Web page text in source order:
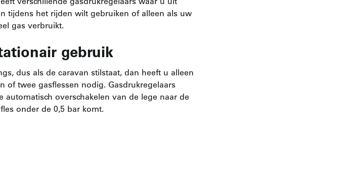
tijdens het rijden wilt gebruiken of alleen als uw
gas verbruikt.
gebruik
dus als de caravan stilstaat, dan heeft u alleen
of twee gasflessen nodig. Gasdrukregelaars
overschakelen van de lege naar de
onder de 0,5 bar komt.